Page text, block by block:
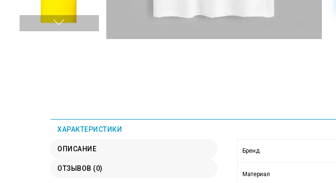
ХАРАКТЕРИСТИКИ
ОПИСАНИЕ
ОТЗЫВОВ (0)
Бренд
Материал